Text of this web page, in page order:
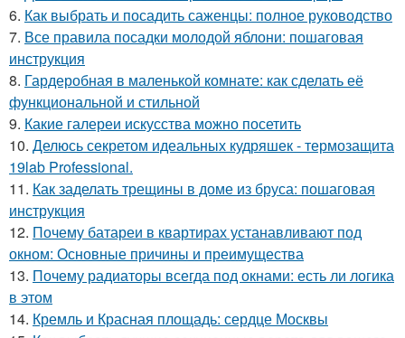
6. Как выбрать и посадить саженцы: полное руководство
7. Все правила посадки молодой яблони: пошаговая
инструкция
8. Гардеробная в маленькой комнате: как сделать её
функциональной и стильной
9. Какие галереи искусства можно посетить
10. Делюсь секретом идеальных кудряшек - термозащита
19lab Professional.
11. Как заделать трещины в доме из бруса: пошаговая
инструкция
12. Почему батареи в квартирах устанавливают под
окном: Основные причины и преимущества
13. Почему радиаторы всегда под окнами: есть ли логика
в этом
14. Кремль и Красная площадь: сердце Москвы